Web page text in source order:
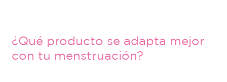
¿Qué producto se adapta mejor
con tu menstruación?